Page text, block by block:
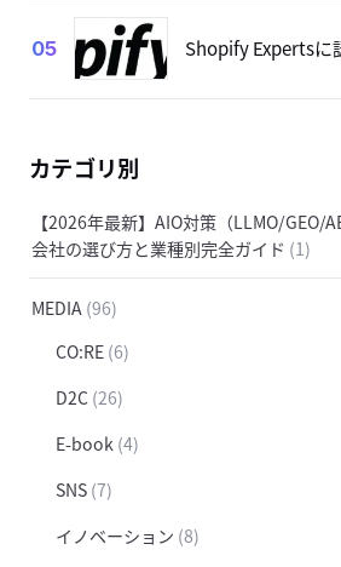
05 Shopify Expertsに
カテゴリ別
【2026年最新】AIO対策（LLMO/GEO/
会社の選び方と業種別完全ガイド (1)
MEDIA (96)
CO:RE (6)
D2C (26)
E-book (4)
SNS (7)
イノベーション (8)